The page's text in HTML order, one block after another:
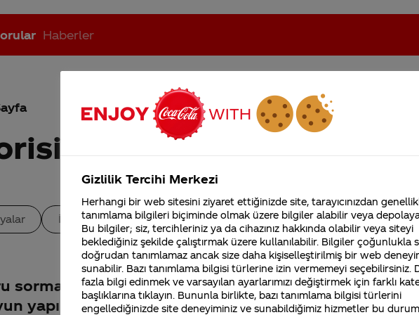
Haberler
malı mı Yani ... Coca-Cola'nın Filistin'de fabr...
sorular
İçerik Sürdürülebilirlik Marka
sormak
yapımcısı
NİYE COCA COLANNIN ÜZERİNDE
SELAHATTİN YAZMIYOR...
Kurumsal
4355 Soru
Coca-Cola Şirketi
merak ettikleriniz.
Fabrikalarımız,
sertifikalarımız, faaliyet
gösterdiğimiz ülkeler,
tarihçemiz ve daha
Gizlilik Tercihi Merkezi
Herhangi bir web sitesini ziyaret ettiğinizde site, tarayıcınızdan
tanımlama bilgileri biçiminde olmak üzere bilgiler alabilir veya
Bu bilgiler; siz, tercihleriniz ya da cihazınız hakkında olabilir veya siteyi
beklediğiniz şekilde çalıştırmak üzere kullanılabilir. Bilgiler çoğunlukla
doğrudan tanımlamaz ancak size daha kişiselleştirilmiş bir web
sunabilir. Bazı tanımlama bilgisi türlerine izin vermemeyi seçebilirsiniz.
fazla bilgi edinmek ve varsayılan ayarlarımızı değiştirmek için farklı
başlıklarına tıklayın. Bununla birlikte, bazı tanımlama bilgisi türlerini
engellediğinizde site deneyiminiz ve sunabildiğimiz hizmetler bu